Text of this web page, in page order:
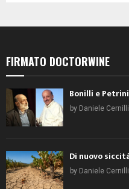
FIRMATO DOCTORWINE
Bonilli e Petrini
by Daniele Cernilli
Di nuovo
by Daniele Cernilli